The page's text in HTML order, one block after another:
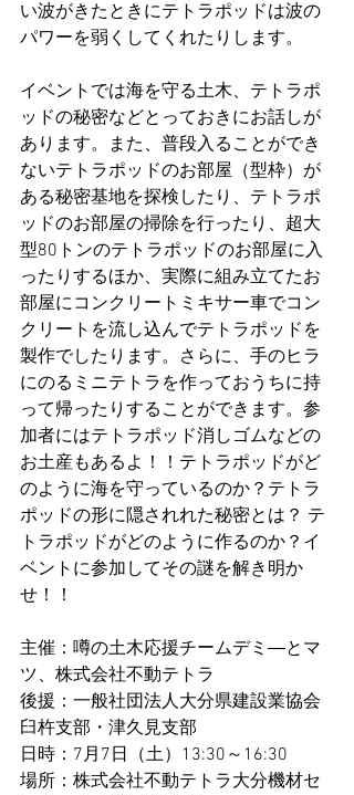
い波がきたときにテトラポッドは波の
パワーを弱くしてくれたりします。
イベントでは海を守る土木、テトラポ
ッドの秘密などとっておきにお話しが
あります。また、普段入ることができ
ないテトラポッドのお部屋（型枠）が
ある秘密基地を探検したり、テトラポ
ッドのお部屋の掃除を行ったり、超大
型80トンのテトラポッドのお部屋に入
ったりするほか、実際に組み立てたお
部屋にコンクリートミキサー車でコン
クリートを流し込んでテトラポッドを
製作でしたります。さらに、手のヒラ
にのるミニテトラを作っておうちに持
って帰ったりすることができます。参
加者にはテトラポッド消しゴムなどの
お土産もあるよ！！テトラポッドがど
のように海を守っているのか？テトラ
ポッドの形に隠されれた秘密とは？ テ
トラポッドがどのように作るのか？イ
ベントに参加してその謎を解き明か
せ！！
主催：噂の土木応援チームデミ―とマ
ツ、株式会社不動テトラ
後援：一般社団法人大分県建設業協会
臼杵支部・津久見支部
日時：7月7日（土）13:30～16:30
場所：株式会社不動テトラ大分機材セ